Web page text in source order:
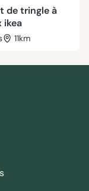
de tringle à
ikea
11km